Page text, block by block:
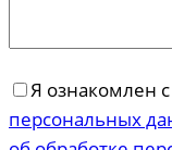
Я ознакомлен с
персональных